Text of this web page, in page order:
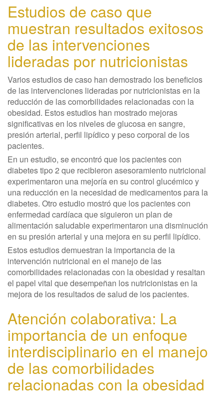
Estudios de caso que
muestran resultados exitosos
de las intervenciones
lideradas por nutricionistas
Varios estudios de caso han demostrado los beneficios
de las intervenciones lideradas por nutricionistas en la
reducción de las comorbilidades relacionadas con la
obesidad. Estos estudios han mostrado mejoras
significativas en los niveles de glucosa en sangre,
presión arterial, perfil lipídico y peso corporal de los
pacientes.
En un estudio, se encontró que los pacientes con
diabetes tipo 2 que recibieron asesoramiento nutricional
experimentaron una mejoría en su control glucémico y
una reducción en la necesidad de medicamentos para la
diabetes. Otro estudio mostró que los pacientes con
enfermedad cardíaca que siguieron un plan de
alimentación saludable experimentaron una disminución
en su presión arterial y una mejora en su perfil lipídico.
Estos estudios demuestran la importancia de la
intervención nutricional en el manejo de las
comorbilidades relacionadas con la obesidad y resaltan
el papel vital que desempeñan los nutricionistas en la
mejora de los resultados de salud de los pacientes.
Atención colaborativa: La
importancia de un enfoque
interdisciplinario en el manejo
de las comorbilidades
relacionadas con la obesidad